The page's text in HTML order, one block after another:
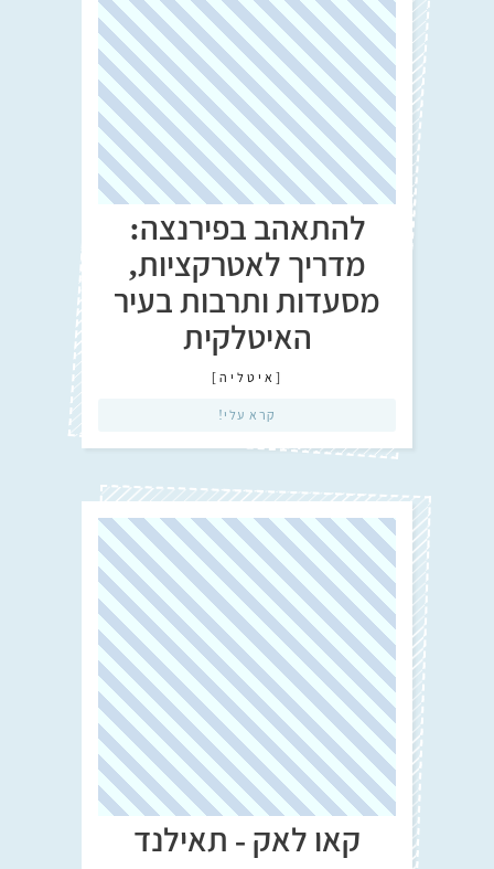
להתאהב בפירנצה:
מדריך לאטרקציות,
מסעדות ותרבות בעיר
האיטלקית
[ איטליה ]
קרא עלי!
קאו לאק - תאילנד